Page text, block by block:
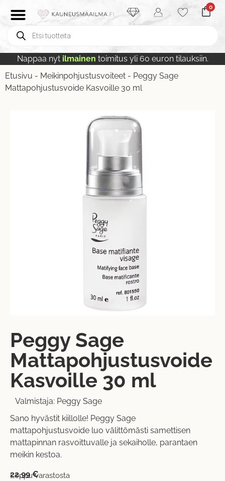
0
Nappaa nyt ilmainen toimitus yli 60 euron tilauksiin.
Etusivu - Meikinpohjustusvoiteet - Peggy Sage
Mattapohjustusvoide Kasvoille 30 ml
Peggy Sage
Mattapohjustusvoide
Kasvoille 30 ml
Valmistaja: Peggy Sage
Sano hyvästit kiillolle! Peggy Sage
mattapohjustusvoide luo välittömästi samettisen
mattapinnan rasvoittuvalle ja sekaiholle, parantaen
meikin kestoa.
22,99€
Loppu varastosta